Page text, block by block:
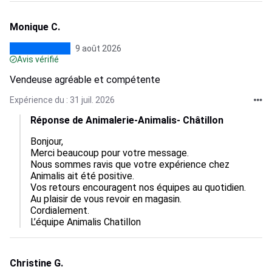
Monique C.
9 août 2026
Avis vérifié
Vendeuse agréable et compétente
Expérience du : 31 juil. 2026
Réponse de Animalerie-Animalis- Châtillon
Bonjour,
Merci beaucoup pour votre message.
Nous sommes ravis que votre expérience chez
Animalis ait été positive.
Vos retours encouragent nos équipes au quotidien.
Au plaisir de vous revoir en magasin.
Cordialement.
L’équipe Animalis Chatillon
Christine G.